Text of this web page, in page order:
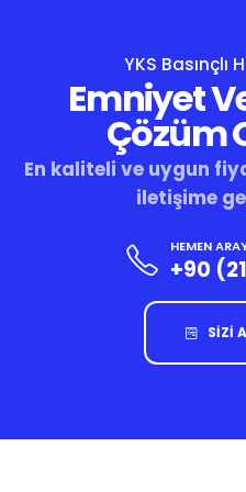
YKS Basınçlı
Emniyet
Çözüm
En kaliteli ve uygun
iletişime
HEMEN
+90
SİZİ